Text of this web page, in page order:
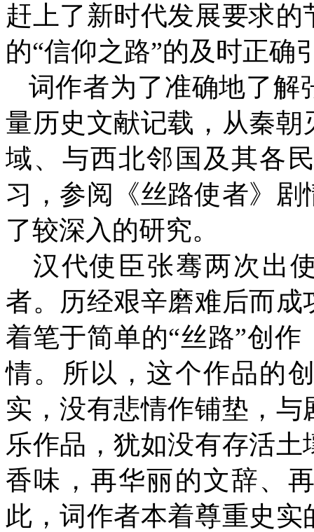
赶上了新时代发展要求
的“信仰之路”的及时
词作者为了准确地了解
量历史文献记载，从秦
域、与西北邻国及其各
习，参阅《丝路使者》
了较深入的研究。
汉代使臣张骞两次出
者。历经艰辛磨难后而
着笔于简单的“丝路”创
情。所以，这个作品的
实，没有悲情作铺垫，
乐作品，犹如没有存活
香味，再华丽的文辞、
此，词作者本着尊重史